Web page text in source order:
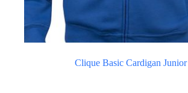
Clique Basic Cardigan Junior